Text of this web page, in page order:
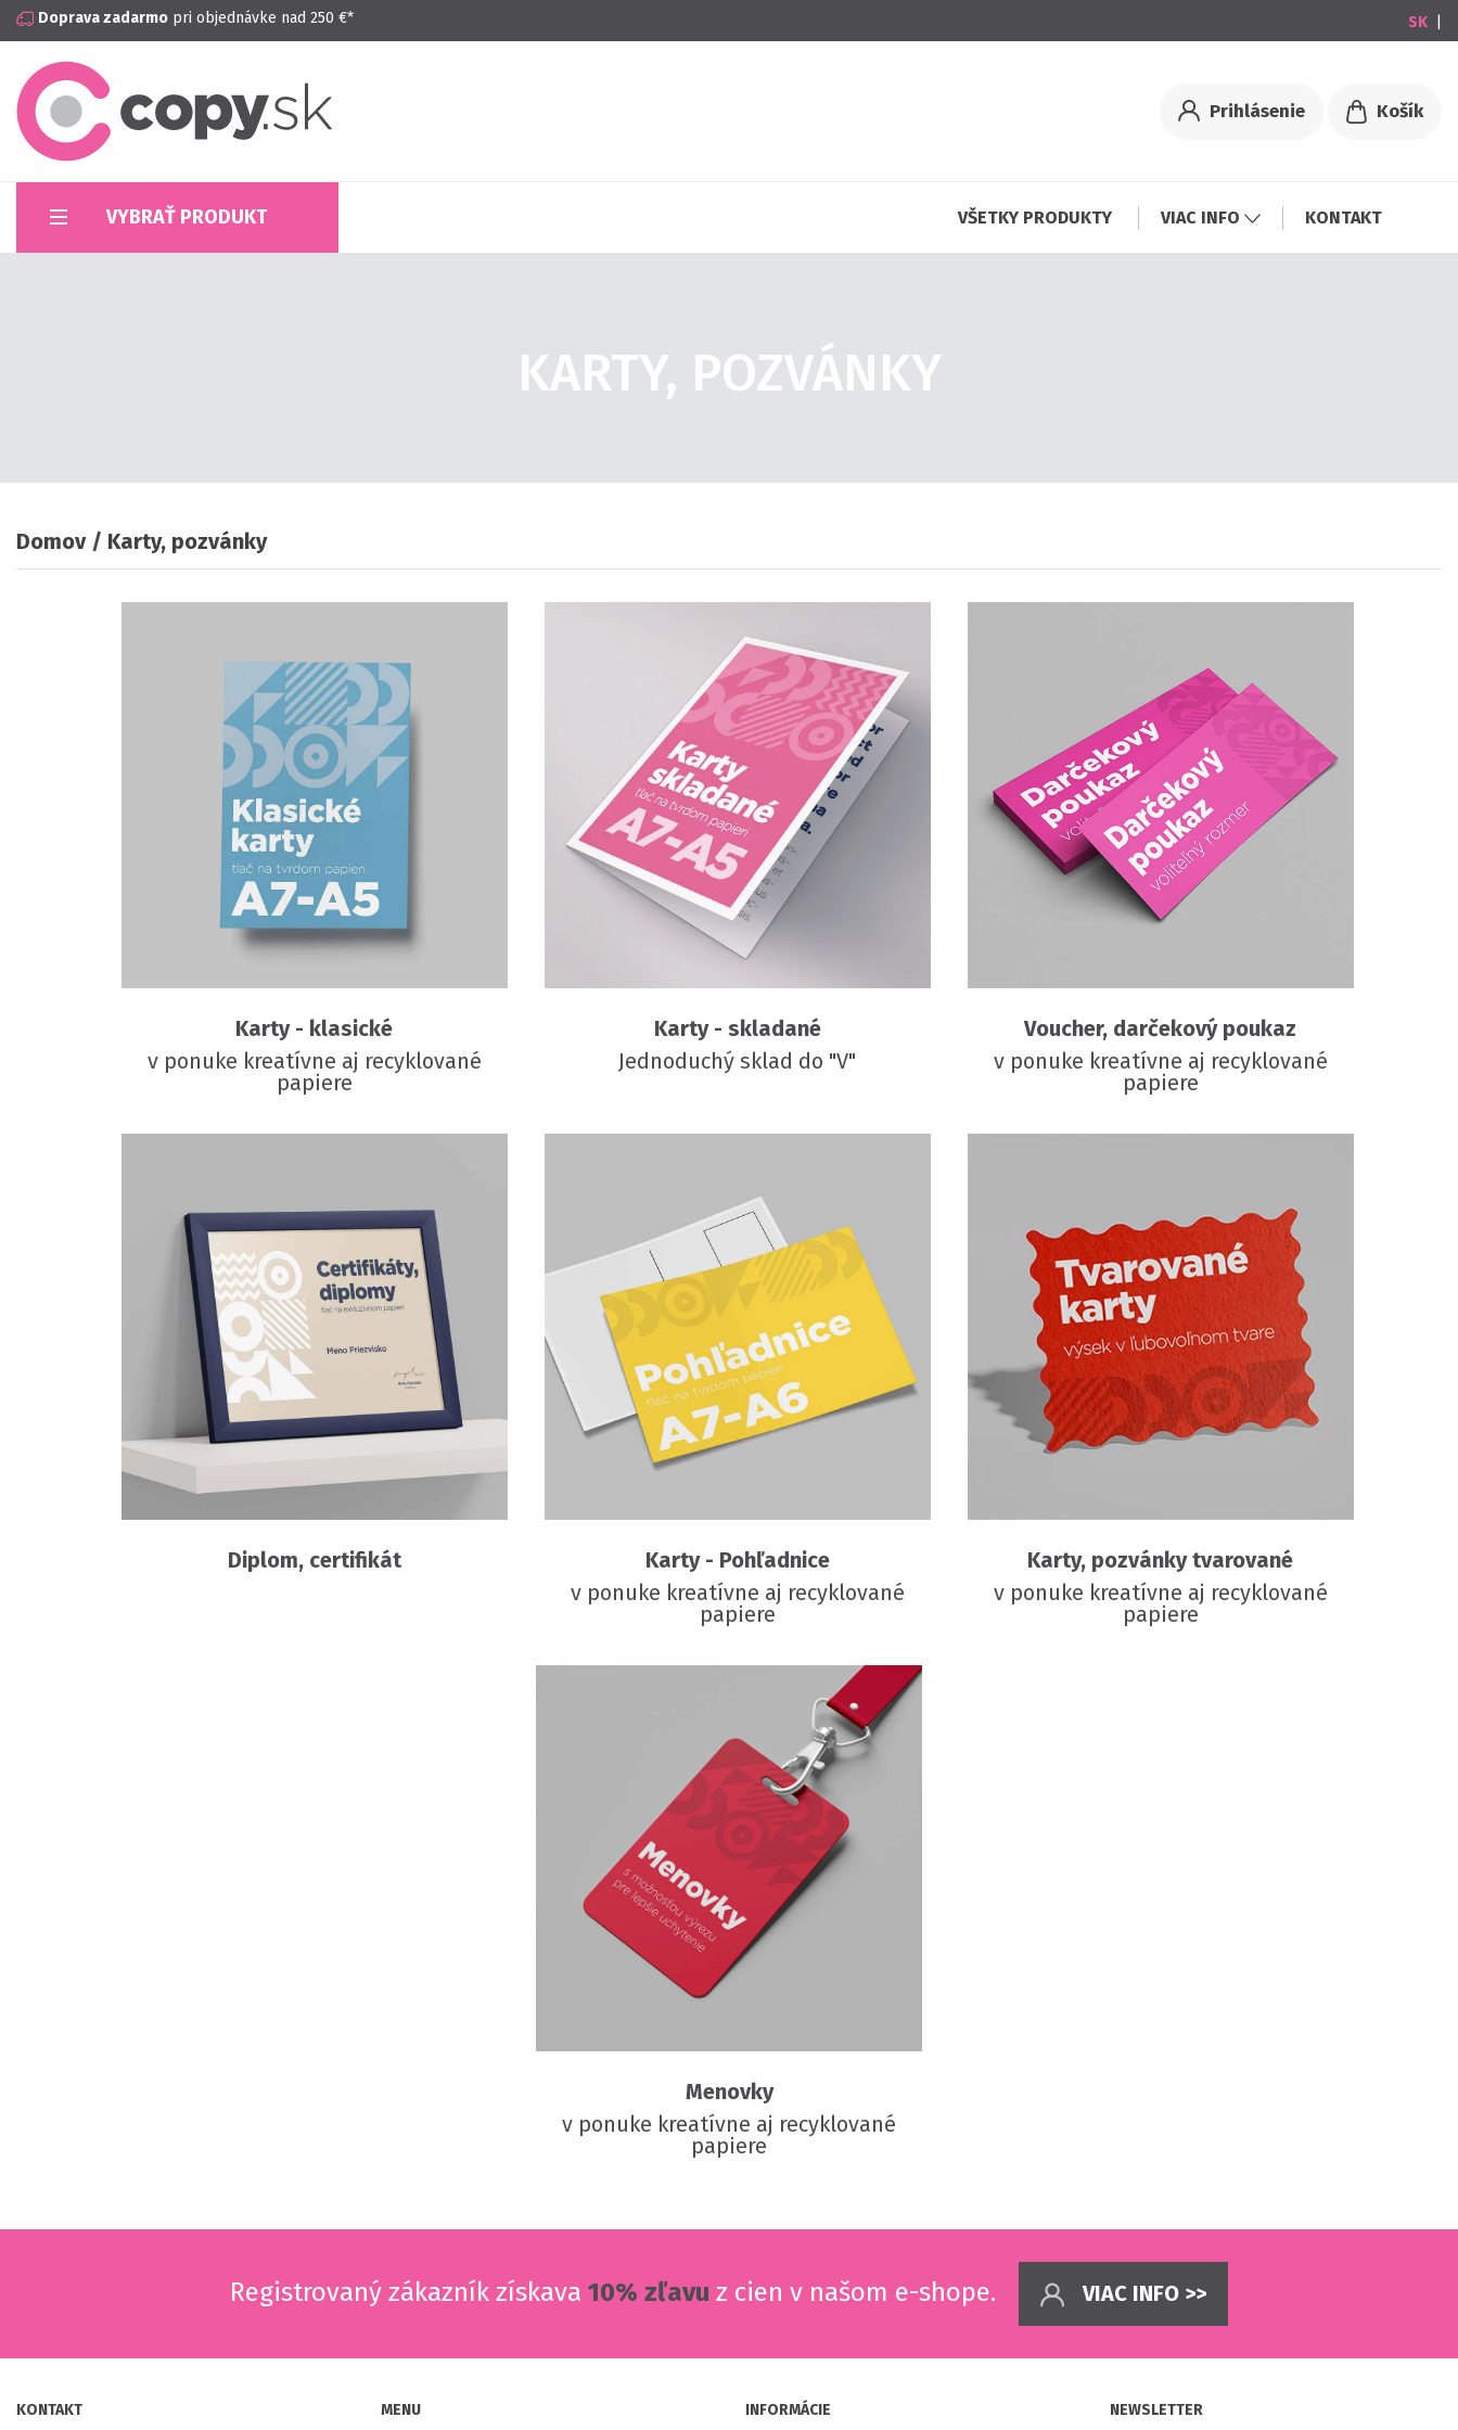
Doprava zadarmo pri objednávke nad 250 €*
Prihlásenie Košík
VYBRAŤ PRODUKT VŠETKY PRODUKTY VIAC INFO KONTAKT
KARTY, POZVÁNKY
Domov Karty, pozvánky
Karty - klasické
v ponuke kreatívne aj recyklované
papiere
Karty - skladané
Jednoduchý sklad do "V"
Voucher, darčekový poukaz
v ponuke kreatívne aj recyklované
papiere
Diplom, certifikát
Karty - Pohľadnice
v ponuke kreatívne aj recyklované
papiere
Karty, pozvánky tvarované
v ponuke kreatívne aj recyklované
papiere
Menovky
v ponuke kreatívne aj recyklované
papiere
Registrovaný zákazník získava 10% zľavu z cien v našom e-shope. VIAC INFO >>
KONTAKT MENU INFORMÁCIE NEWSLETTER